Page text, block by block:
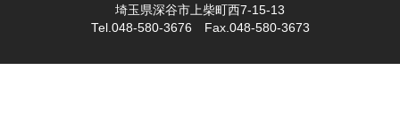
埼玉県深谷市上柴町西7-15-13
Tel.048-580-3676 Fax.048-580-3673